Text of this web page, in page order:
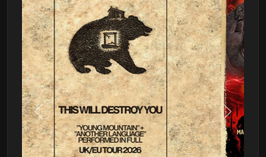
Poprzedni Następny